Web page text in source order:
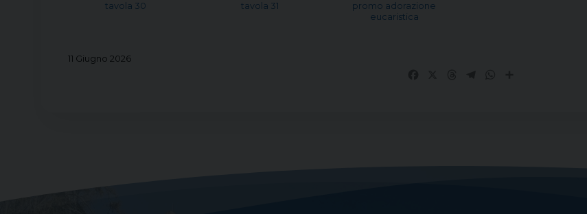
tavola 30 tavola 31
promo adorazione
eucaristica
11 Giugno 2026